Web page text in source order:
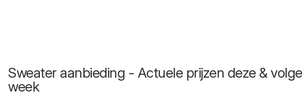
Sweater aanbieding - Actuele prijzen deze &
week